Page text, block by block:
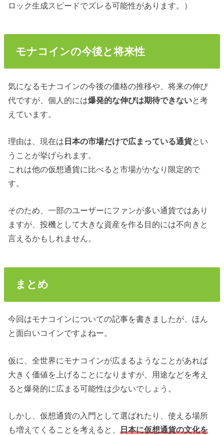
ロック生成スピードでズレる可能性があります。）
モナコインの今後と将来性
気になるモナコインの今後の価格の推移や、将来の伸び
代ですが、個人的には爆発的な伸びは期待できないと考
えています。
理由は、現在は 日本の市場だけで広まっている通貨とい
うことが挙げられます。
これは他の仮想通貨に比べると市場がかなり限定的で
す。
そのため、一部のユーザーにファンが多い通貨ではあり
ますが、投機として大きな資産を作る目的には不向きと
言えるかもしれません。
まとめ
今回はモナコインについての記事を書きましたが、ほん
と面白いコインですよねー。
仮に、全世界にモナコインが広まるようなことがあれば
大きく価値を上げることになりますが、用途などを考え
ると爆発的に広まる可能性は少ないでしょう。
しかし、仮想通貨の入門として選ばれたり、使える場所
も増えてくることを考えると、日本に仮想通貨の文化を